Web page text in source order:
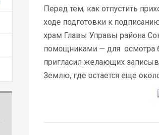
Перед тем, как отпустить
ходе подготовки к
храм Главы Управы района
помощниками — для осмотра
пригласил желающих
Землю, где остается еще